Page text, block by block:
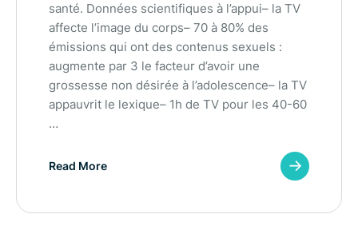
santé. Données scientifiques à l’appui– la TV
affecte l’image du corps– 70 à 80% des
émissions qui ont des contenus sexuels :
augmente par 3 le facteur d’avoir une
grossesse non désirée à l’adolescence– la TV
appauvrit le lexique– 1h de TV pour les 40-60
…
Read More